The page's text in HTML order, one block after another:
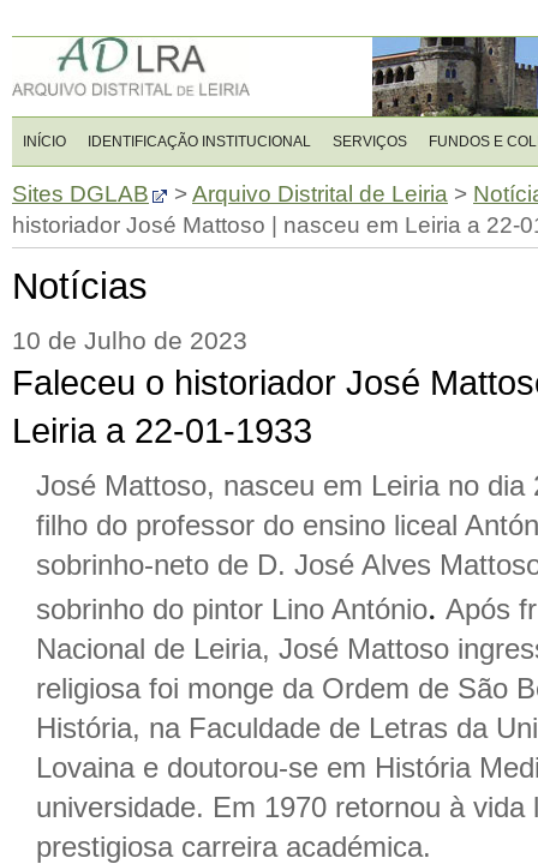
INÍCIO IDENTIFICAÇÃO INSTITUCIONAL SERVIÇOS FUNDOS E
Sites DGLAB >Arquivo Distrital de Leiria >
historiador José Mattoso | nasceu em Leiria a 22-
Notícias
10 de Julho de 2023
Faleceu o historiador José
Leiria a 22-01-1933
José Mattoso, nasceu em Leiria no dia
filho do professor do ensino liceal
sobrinho-neto de D. José Alves
sobrinho do pintor Lino António. Após
Nacional de Leiria, José Mattoso
religiosa foi monge da Ordem de São
História, na Faculdade de Letras da
Lovaina e doutorou-se em História
universidade. Em 1970 retornou à vida
prestigiosa carreira académica.